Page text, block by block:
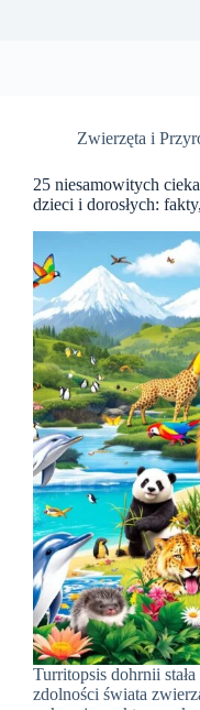
Zwierzęta i
25 niesamowitych
dzieci i dorosłych:
Turritopsis dohrnii
zdolności świata